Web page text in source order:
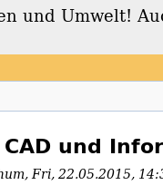
und
und
,Fri, 22.05.2015,
und Umwelt!